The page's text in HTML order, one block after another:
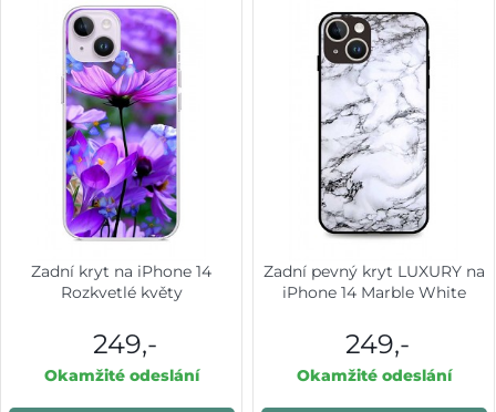
Zadní kryt na iPhone 14
Rozkvetlé květy
249,-
Okamžité odeslání
Zadní pevný kryt LUXURY na
iPhone 14 Marble White
249,-
Okamžité odeslání